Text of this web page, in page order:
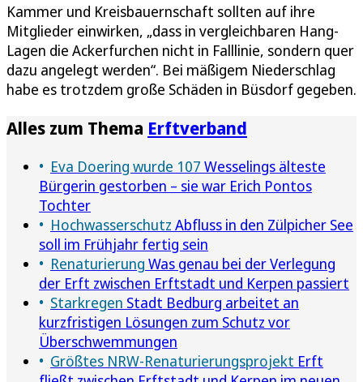
Kammer und Kreisbauernschaft sollten auf ihre
Mitglieder einwirken, „dass in vergleichbaren Hang-
Lagen die Ackerfurchen nicht in Falllinie, sondern quer
dazu angelegt werden“. Bei mäßigem Niederschlag
habe es trotzdem große Schäden in Büsdorf gegeben.
Alles zum Thema Erftverband
Eva Doering wurde 107 Wesselings älteste
Bürgerin gestorben – sie war Erich Pontos
Tochter
Hochwasserschutz Abfluss in den Zülpicher See
soll im Frühjahr fertig sein
Renaturierung Was genau bei der Verlegung
der Erft zwischen Erftstadt und Kerpen passiert
Starkregen Stadt Bedburg arbeitet an
kurzfristigen Lösungen zum Schutz vor
Überschwemmungen
Größtes NRW-Renaturierungsprojekt Erft